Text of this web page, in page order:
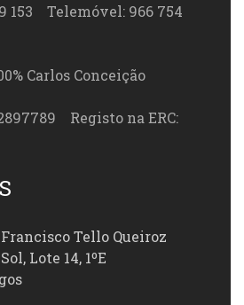
153 Telemóvel: 966 754
Carlos Conceição
Registo na ERC:
Francisco Tello Queiroz
Lote 14, 1ºE